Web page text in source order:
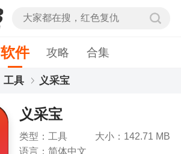
软件 攻略 合集
工具 义采宝
义采宝
类型：工具
大小：142.71 MB
语言：简体中文